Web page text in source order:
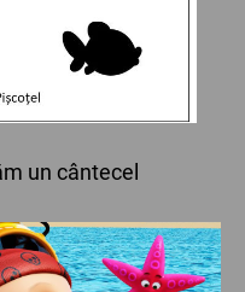
un cântecel